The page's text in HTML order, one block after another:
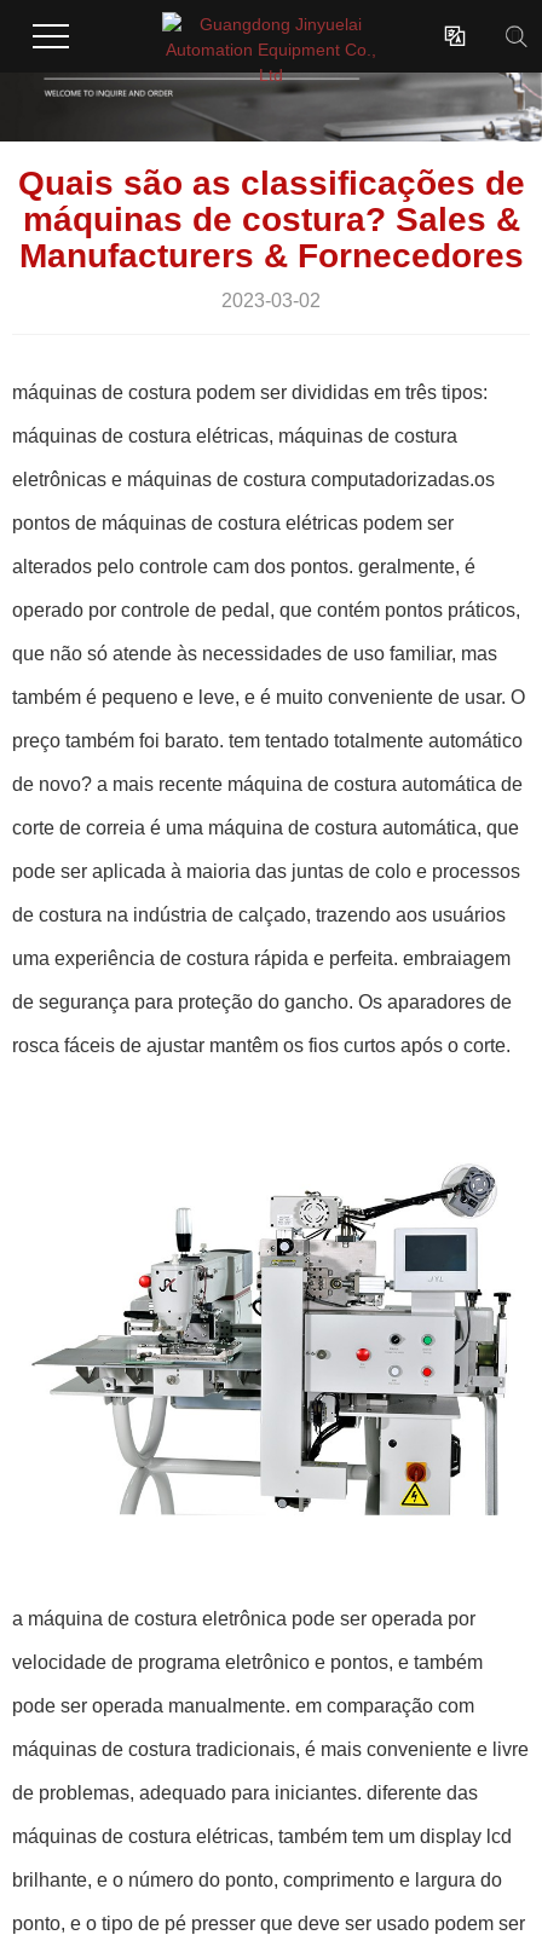

Quais são as classificações de
máquinas de costura? Sales &
Manufacturers & Fornecedores
2023-03-02
máquinas de costura podem ser divididas em três tipos:
máquinas de costura elétricas, máquinas de costura
eletrônicas e máquinas de costura computadorizadas.os
pontos de máquinas de costura elétricas podem ser
alterados pelo controle cam dos pontos. geralmente, é
operado por controle de pedal, que contém pontos práticos,
que não só atende às necessidades de uso familiar, mas
também é pequeno e leve, e é muito conveniente de usar. O
preço também foi barato. tem tentado totalmente automático
de novo? a mais recente máquina de costura automática de
corte de correia é uma máquina de costura automática, que
pode ser aplicada à maioria das juntas de colo e processos
de costura na indústria de calçado, trazendo aos usuários
uma experiência de costura rápida e perfeita. embraiagem
de segurança para proteção do gancho. Os aparadores de
rosca fáceis de ajustar mantêm os fios curtos após o corte.
a máquina de costura eletrônica pode ser operada por
velocidade de programa eletrônico e pontos, e também
pode ser operada manualmente. em comparação com
máquinas de costura tradicionais, é mais conveniente e livre
de problemas, adequado para iniciantes. diferente das
máquinas de costura elétricas, também tem um display lcd
brilhante, e o número do ponto, comprimento e largura do
ponto, e o tipo de pé presser que deve ser usado podem ser